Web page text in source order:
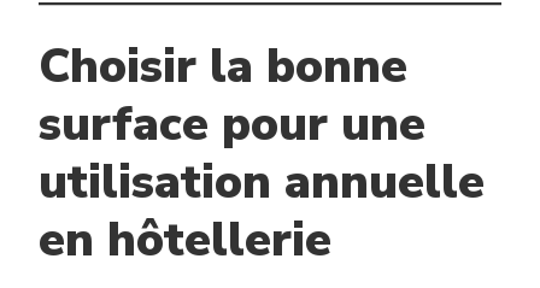
Choisir la bonne
surface pour une
utilisation annuelle
en hôtellerie